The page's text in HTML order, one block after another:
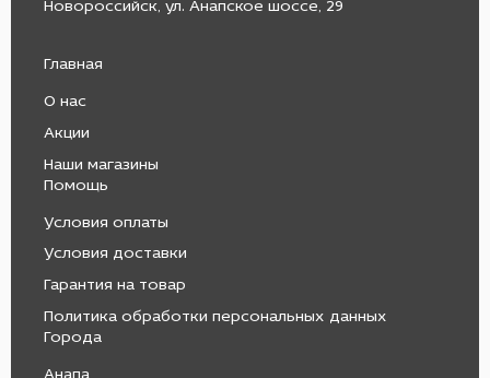
Новороссийск, ул. Анапское шоссе, 29
Главная
О нас
Акции
Наши магазины
Помощь
Условия оплаты
Условия доставки
Гарантия на товар
Политика обработки персональных данных
Города